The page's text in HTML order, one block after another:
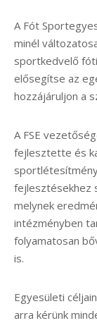
A Fót
minél
sportkedvelő
elősegítse az
hozzájáruljon a
A FSE
fejlesztette és
fejlesztésekhez
melynek
intézményben
folyamatosan
is.
Egyesületi
arra kérünk